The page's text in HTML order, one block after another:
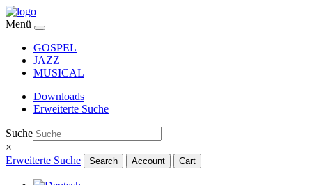
Menü
GOSPEL
JAZZ
MUSICAL
Downloads
Erweiterte Suche
Suche
×
Erweiterte Suche
Search Account Cart